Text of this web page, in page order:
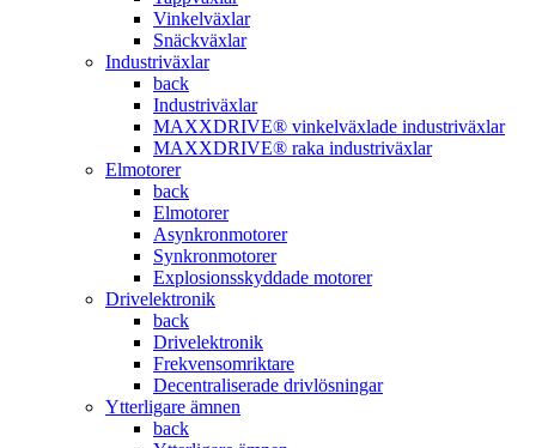
Vinkelväxlar
Snäckväxlar
Industriväxlar
back
Industriväxlar
MAXXDRIVE® vinkelväxlade industriväxlar
MAXXDRIVE® raka industriväxlar
Elmotorer
back
Elmotorer
Asynkronmotorer
Synkronmotorer
Explosionsskyddade motorer
Drivelektronik
back
Drivelektronik
Frekvensomriktare
Decentraliserade drivlösningar
Ytterligare ämnen
back